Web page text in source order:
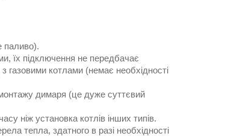
паливо).
їх підключення не передбачає
газовими котлами (немає необхідності
димаря (це дуже суттєвий
ніж установка котлів інших типів.
тепла, здатного в разі необхідності